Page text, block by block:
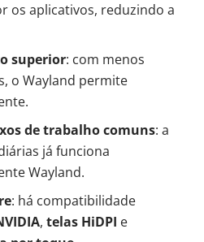
os aplicativos, reduzindo a
superior: com menos
o Wayland permite
de trabalho comuns: a
já funciona
Wayland.
: há compatibilidade
, telas HiDPI e